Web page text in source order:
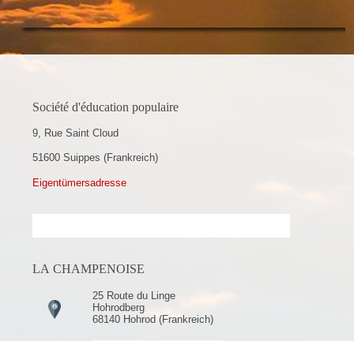
Société d'éducation populaire
9, Rue Saint Cloud
51600 Suippes (Frankreich)
Eigentümersadresse
LA CHAMPENOISE
25 Route du Linge
Hohrodberg
68140 Hohrod (Frankreich)